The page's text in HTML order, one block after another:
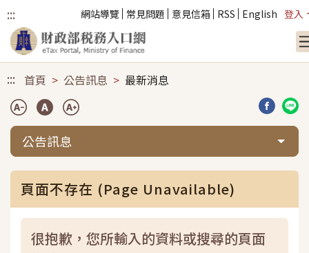
::: 網站導覽 常見問題 意見信箱 RSS English 登入
::: 首頁 公告訊息 最新消息
分享到
分
公告訊息
頁面不存在 (Page Unavailable)
很抱歉，您所輸入的資料或搜尋的頁面